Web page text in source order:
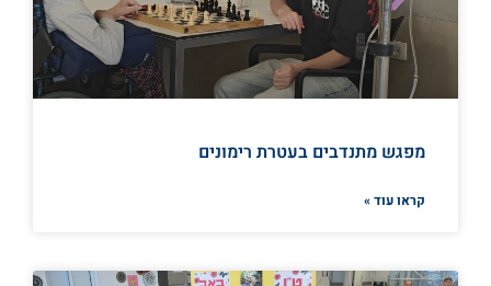
מפגש מתנדבים בעטרת רימונים
קראו עוד »